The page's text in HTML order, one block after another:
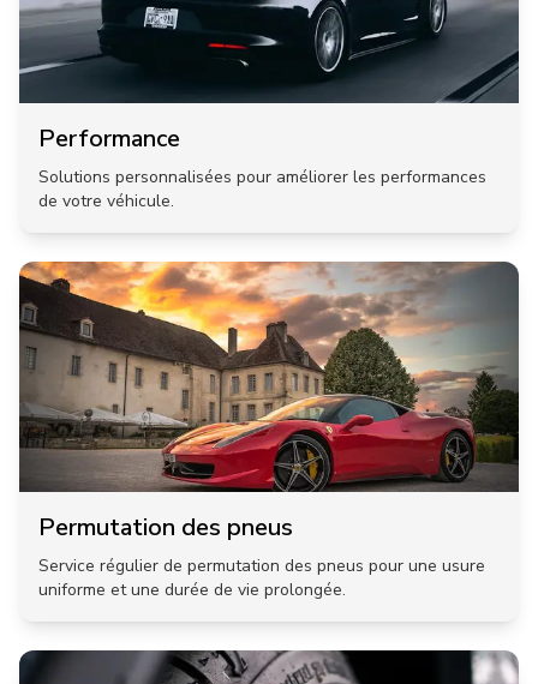
Performance
Solutions personnalisées pour améliorer les performances
de votre véhicule.
Permutation des pneus
Service régulier de permutation des pneus pour une usure
uniforme et une durée de vie prolongée.